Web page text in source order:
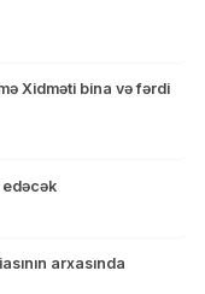
Xidməti bina və fərdi
edəcək
arxasında